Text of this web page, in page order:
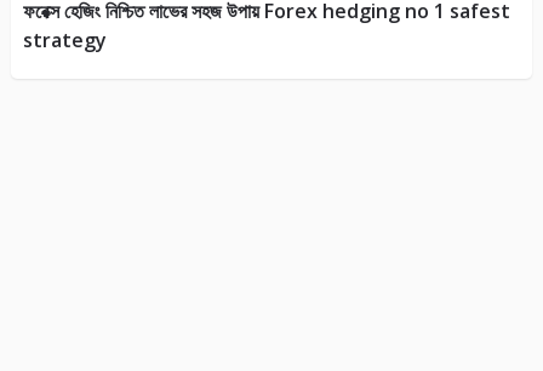
ফরেক্স হেজিং নিশ্চিত লাভের সহজ উপায় Forex hedging no 1 safest
strategy